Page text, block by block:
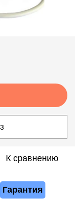
К сравнению
Гарантия